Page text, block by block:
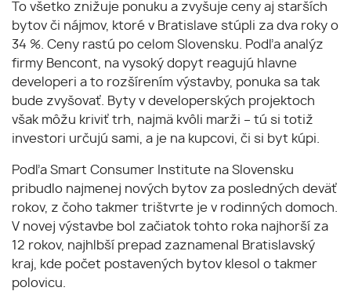
To všetko znižuje ponuku a zvyšuje ceny aj starších
bytov či nájmov, ktoré v Bratislave stúpli za dva roky o
34 %. Ceny rastú po celom Slovensku. Podľa analýz
firmy Bencont, na vysoký dopyt reagujú hlavne
developeri a to rozšírením výstavby, ponuka sa tak
bude zvyšovať. Byty v developerských projektoch
však môžu kriviť trh, najmä kvôli marži – tú si totiž
investori určujú sami, a je na kupcovi, či si byt kúpi.
Podľa Smart Consumer Institute na Slovensku
pribudlo najmenej nových bytov za posledných deväť
rokov, z čoho takmer trištvrte je v rodinných domoch.
V novej výstavbe bol začiatok tohto roka najhorší za
12 rokov, najhlbší prepad zaznamenal Bratislavský
kraj, kde počet postavených bytov klesol o takmer
polovicu.